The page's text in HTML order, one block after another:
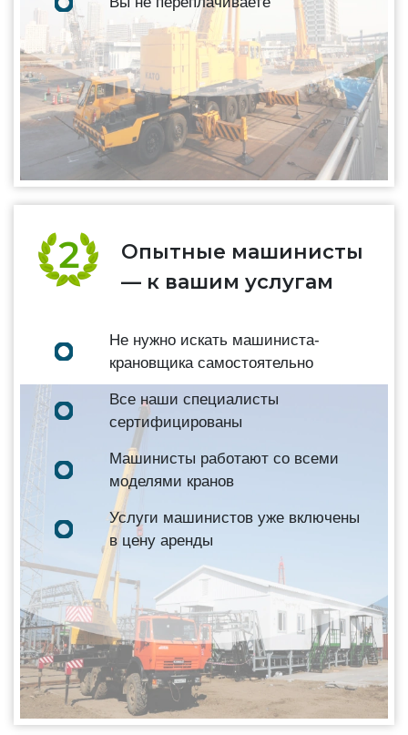
Опытные машинисты
— к вашим услугам
Не нужно искать машиниста-
крановщика самостоятельно
Все наши специалисты
сертифицированы
Машинисты работают со всеми
моделями кранов
Услуги машинистов уже включены
в цену аренды